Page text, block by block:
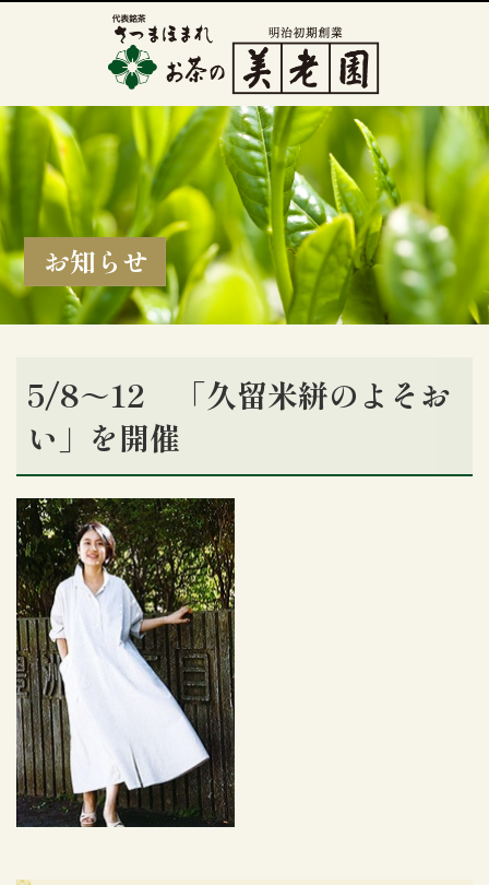
お知らせ
5/8～12 「久留米絣のよそお
い」を開催